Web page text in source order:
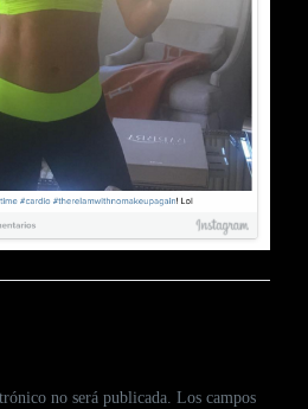
no será publicada. Los campos